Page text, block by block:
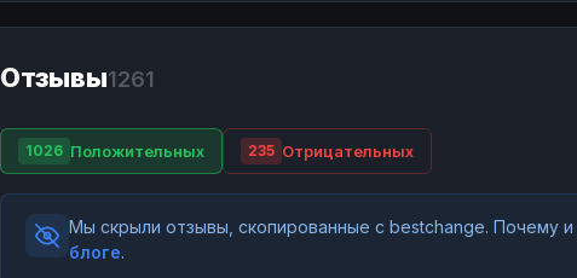
Отзывы1261
1026 Положительных 235 Отрицательных
Мы скрыли отзывы, скопированные с bestchange. Почему
блоге.